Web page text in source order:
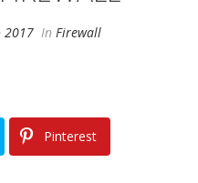
2017 In Firewall
Pinterest